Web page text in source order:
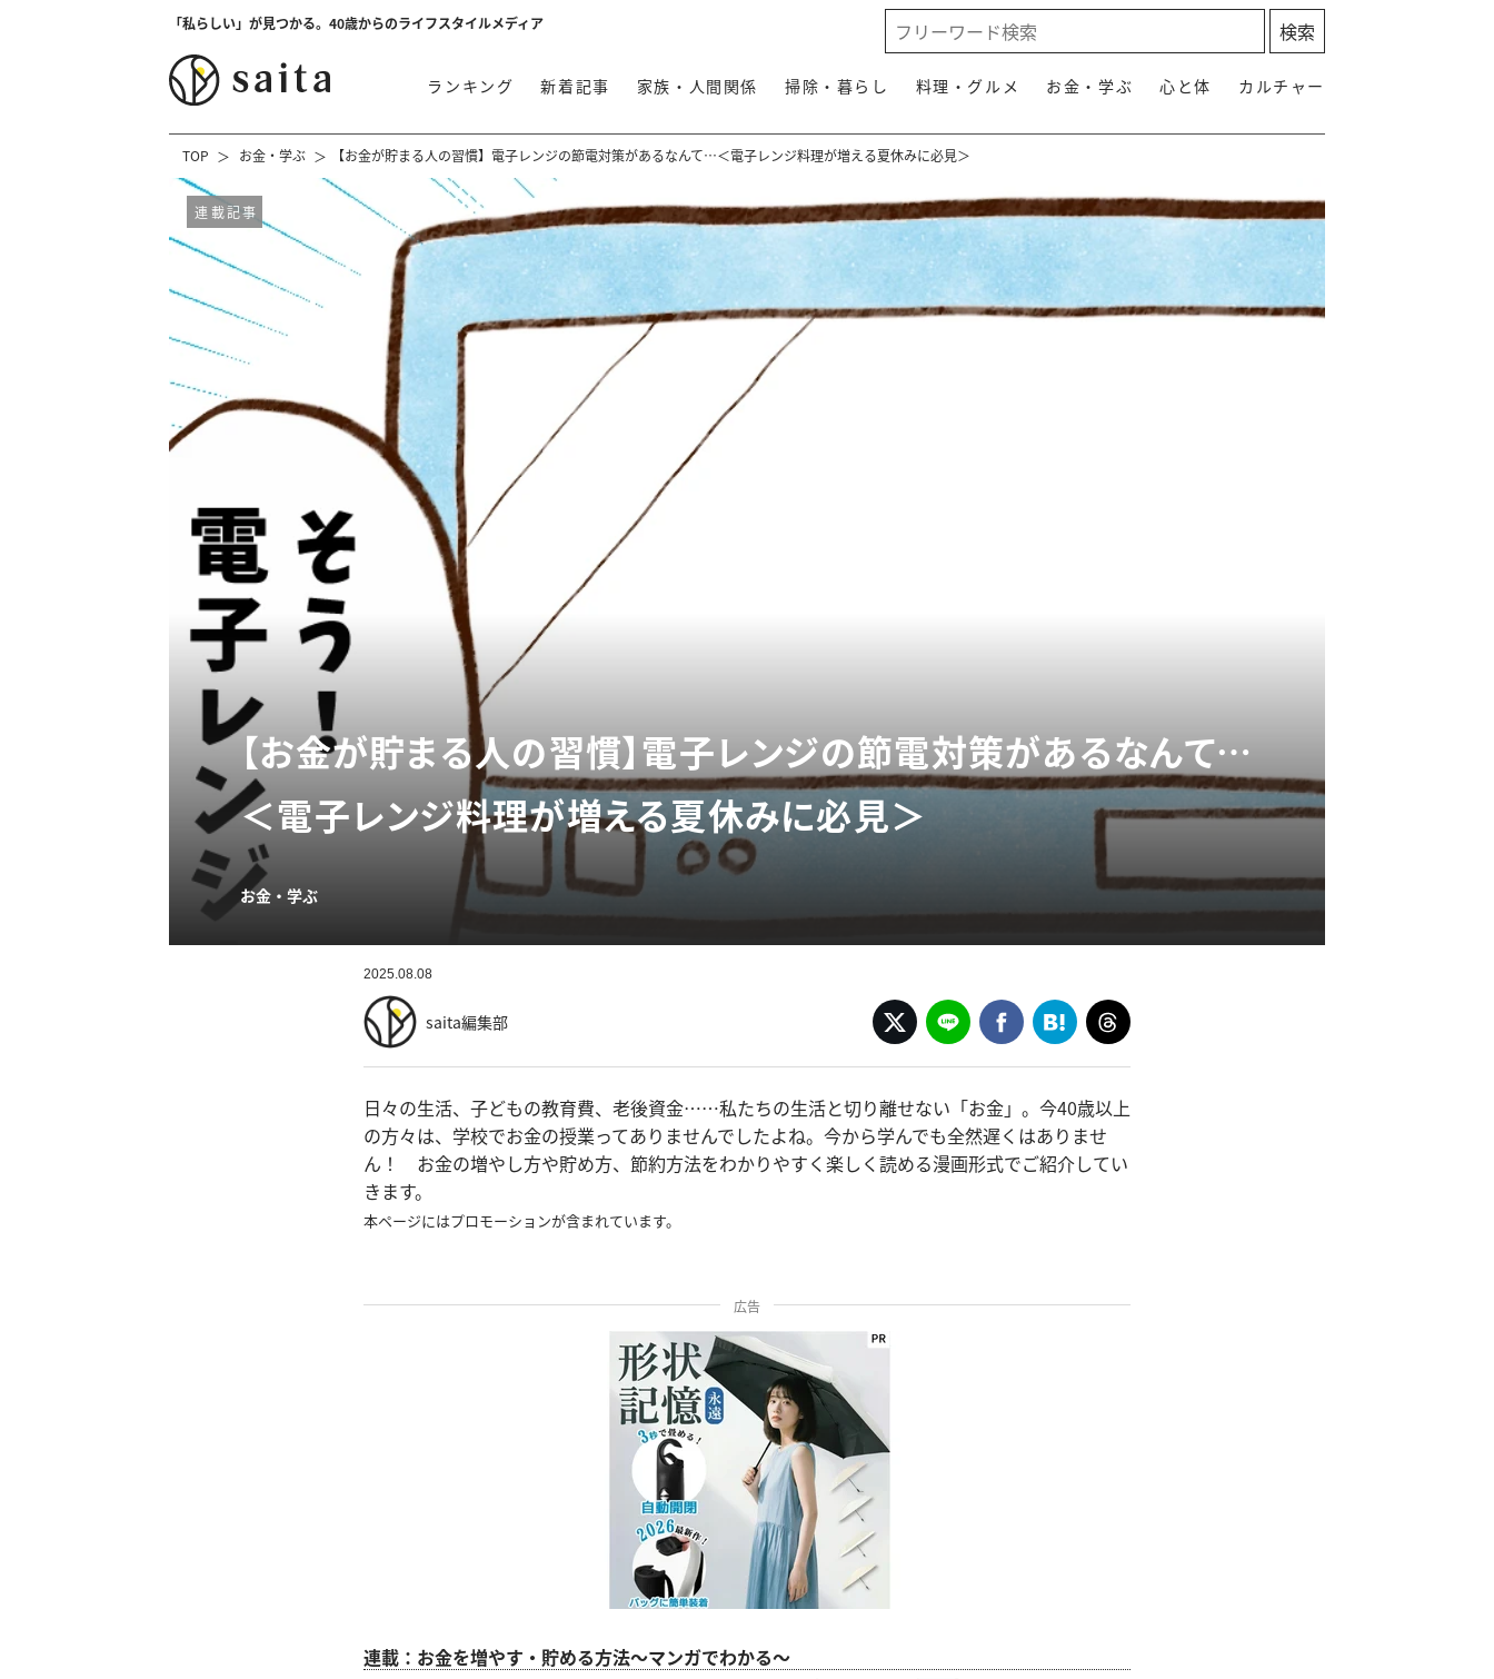
「私らしい」が見つかる。40歳からのライフスタイルメディア
ランキング 新着記事 家族・人間関係 掃除・暮らし 料理・グルメ お金・学ぶ 心と体 カルチャー
TOP お金・学ぶ 【お金が貯まる人の習慣】電子レンジの節電対策があるなんて…＜電子レンジ料理が増える夏休みに必見＞
連載記事
【お金が貯まる人の習慣】電子レンジの節電対策があるなんて…
＜電子レンジ料理が増える夏休みに必見＞
お金・学ぶ
2025.08.08
saita編集部
日々の生活、子どもの教育費、老後資金……私たちの生活と切り離せない「お金」。今40歳以上
の方々は、学校でお金の授業ってありませんでしたよね。今から学んでも全然遅くはありませ
ん！ お金の増やし方や貯め方、節約方法をわかりやすく楽しく読める漫画形式でご紹介してい
きます。
本ページにはプロモーションが含まれています。
広告
連載：お金を増やす・貯める方法～マンガでわかる～